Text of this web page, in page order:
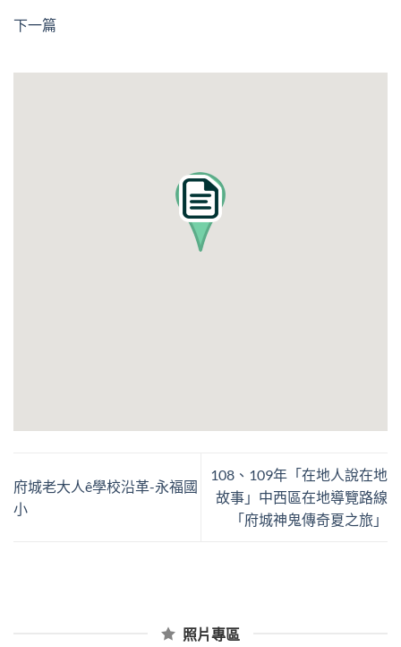
下一篇
府城老大人ê學校沿革-永福國
小
108、109年「在地人說在地
故事」中西區在地導覽路線
「府城神鬼傳奇夏之旅」
照片專區